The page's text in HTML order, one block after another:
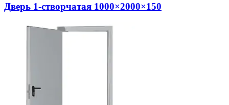
Дверь 1-створчатая 1000×2000×150